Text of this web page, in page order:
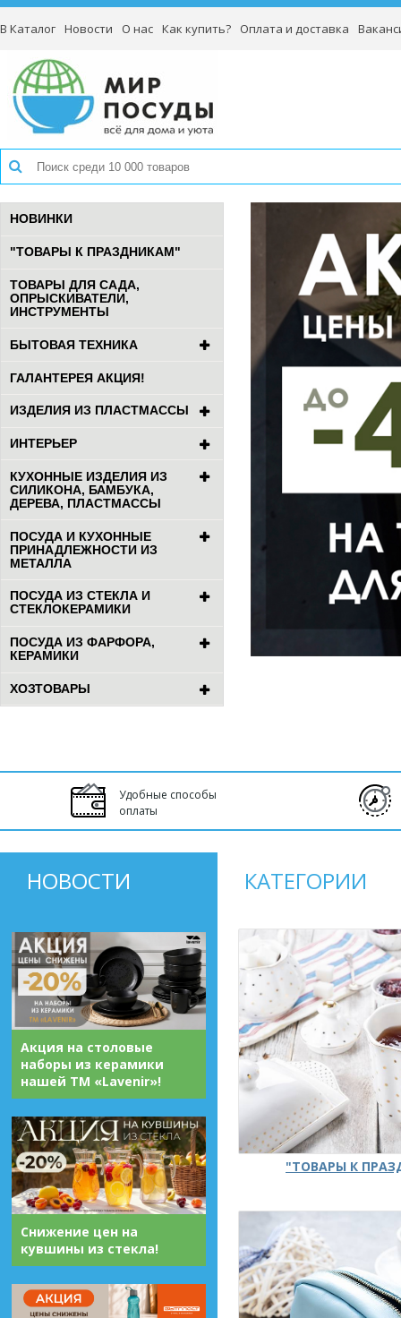
В Каталог Новости О нас Как купить? Оплата и доставка
НОВИНКИ
"ТОВАРЫ К ПРАЗДНИКАМ"
ТОВАРЫ ДЛЯ САДА,
ОПРЫСКИВАТЕЛИ,
ИНСТРУМЕНТЫ
БЫТОВАЯ ТЕХНИКА
ГАЛАНТЕРЕЯ АКЦИЯ!
ИЗДЕЛИЯ ИЗ ПЛАСТМАССЫ
ИНТЕРЬЕР
КУХОННЫЕ ИЗДЕЛИЯ ИЗ
СИЛИКОНА, БАМБУКА,
ДЕРЕВА, ПЛАСТМАССЫ
ПОСУДА И КУХОННЫЕ
ПРИНАДЛЕЖНОСТИ ИЗ
МЕТАЛЛА
ПОСУДА ИЗ СТЕКЛА И
СТЕКЛОКЕРАМИКИ
ПОСУДА ИЗ ФАРФОРА,
КЕРАМИКИ
ХОЗТОВАРЫ
Удобные способы
оплаты
НОВОСТИ
Акция на столовые
наборы из керамики
нашей ТМ «Lavenir»!
Снижение цен на
кувшины из стекла!
КАТЕГОРИИ
"ТОВАРЫ К